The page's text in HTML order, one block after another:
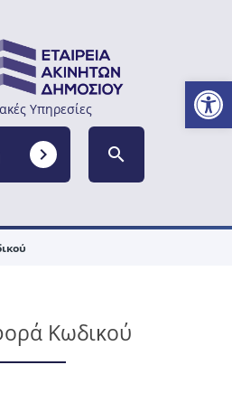
Υπηρεσίες
search
navigate_next
Κωδικού